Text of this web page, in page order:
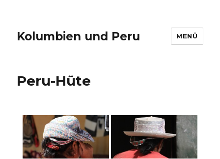
Kolumbien und Peru MENÜ
Peru-Hüte